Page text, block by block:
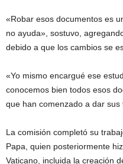
«Robar esos documentos es
no ayuda», sostuvo,
debido a que los cambios se
«Yo mismo encargué ese
conocemos bien todos esos
que han comenzado a dar sus
La comisión completó su
Papa, quien posteriormente
Vaticano, incluida la creación